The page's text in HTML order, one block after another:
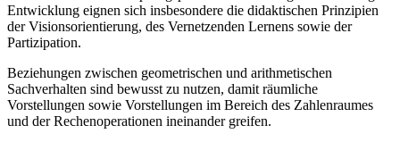
Entwicklung eignen sich insbesondere die didaktischen Prinzipien
der Visionsorientierung, des Vernetzenden Lernens sowie der
Partizipation.
Beziehungen zwischen geometrischen und arithmetischen
Sachverhalten sind bewusst zu nutzen, damit räumliche
Vorstellungen sowie Vorstellungen im Bereich des Zahlenraumes
und der Rechenoperationen ineinander greifen.